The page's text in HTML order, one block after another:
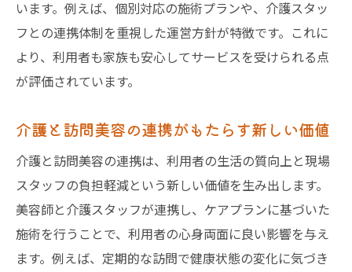
います。例えば、個別対応の施術プランや、介護スタッ
フとの連携体制を重視した運営方針が特徴です。これに
より、利用者も家族も安心してサービスを受けられる点
が評価されています。
介護と訪問美容の連携がもたらす新しい価値
介護と訪問美容の連携は、利用者の生活の質向上と現場
スタッフの負担軽減という新しい価値を生み出します。
美容師と介護スタッフが連携し、ケアプランに基づいた
施術を行うことで、利用者の心身両面に良い影響を与え
ます。例えば、定期的な訪問で健康状態の変化に気づき